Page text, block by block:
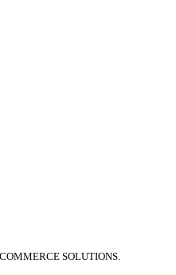
SOLUTIONS.